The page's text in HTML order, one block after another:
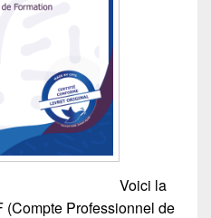
Voici la
Professionnel de